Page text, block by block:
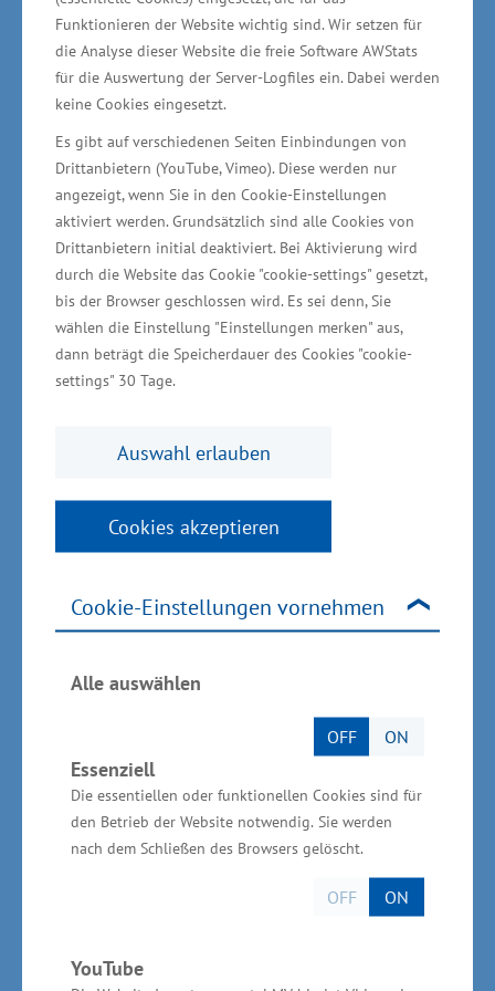
Funktionieren der Website wichtig sind. Wir setzen für
die Analyse dieser Website die freie Software AWStats
für die Auswertung der Server-Logfiles ein. Dabei werden
keine Cookies eingesetzt.
Es gibt auf verschiedenen Seiten Einbindungen von
Drittanbietern (YouTube, Vimeo). Diese werden nur
angezeigt, wenn Sie in den Cookie-Einstellungen
aktiviert werden. Grundsätzlich sind alle Cookies von
Drittanbietern initial deaktiviert. Bei Aktivierung wird
durch die Website das Cookie "cookie-settings" gesetzt,
bis der Browser geschlossen wird. Es sei denn, Sie
wählen die Einstellung "Einstellungen merken" aus,
dann beträgt die Speicherdauer des Cookies "cookie-
settings" 30 Tage.
Auswahl erlauben
Cookies akzeptieren
Cookie-Einstellungen vornehmen
Alle auswählen
OFF ON
Essenziell
Die essentiellen oder funktionellen Cookies sind für
den Betrieb der Website notwendig. Sie werden
nach dem Schließen des Browsers gelöscht.
OFF ON
YouTube
Erweiterung der Produktionsanlagen
getragen. 2017 plante das Unternehmen
beispielsweise auf einer Fläche von ca. 25.000
Quadratmeter eine neue Abfüll-, Verpackungs-
und Logistikhalle auf mehreren Etagen. Im
Bereich der Herstellung wurde das Sudhaus der
Brauerei erweitert. Unterstützt wurde das
Unternehmen durch das Wirtschaftsministerium
mit einer Förderung aus Mitteln der
Gemeinschaftsaufgabe „Verbesserung der
regionalen Wirtschaftsstruktur“ (GRW). Moderne
Prozesse und Produktionsanlagen
Das derzeitige Sortiment umfasst verschiedene
Kreationen.
zudem die Gastronomieeinrichtungen in der
Hamburger Elbphilharmonie und sorgt dort für
Etagen können die Gäste die Welt der
Störtebeker Brauspezialitäten auf
unterschiedliche Art und Weise für sich
entdecken.